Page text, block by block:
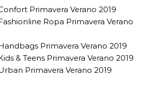
Primavera Verano 2019
Ropa Primavera Verano
Primavera Verano 2019
& Teens Primavera Verano 2019
Primavera Verano 2019